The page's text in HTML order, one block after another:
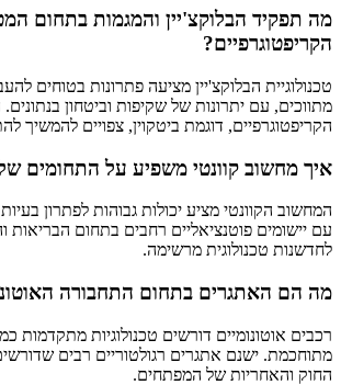
מה תפקיד הבלוקצ'יין והמגמות בתחום
הקריפטוגרפיים?
טכנולוגיית הבלוקצ'יין מציעה פתרונות בטוחים
מתווכים, עם יתרונות של שקיפות וביטחון
הקריפטוגרפיים, דוגמת ביטקוין, צפויים להמשיך
איך מחשוב קוונטי משפיע על התחומים
המחשוב הקוונטי מציע יכולות גבוהות לפתרון
עם יישומים פוטנציאליים רחבים בתחום הבריאות
לחדשנות טכנולוגית מרשימה.
מה הם האתגרים בתחום התחבורה
רכבים אוטונומיים דורשים טכנולוגיות מתקדמות
מתוחכמת. ישנם אתגרים רגולטוריים רבים
החוק והאחריות של המפתחים.